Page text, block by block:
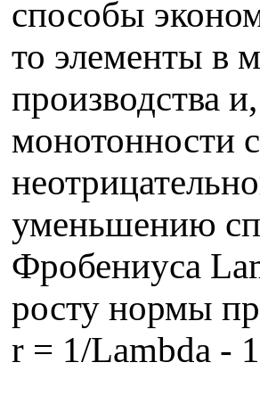
способы
то элементы в
производства
монотонности
уменьшению
Фробениуса
росту нормы
r = 1/Lambda - 1